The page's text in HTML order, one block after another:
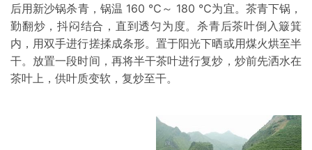
后用新沙锅杀青，锅温 160 ℃～ 180 ℃为宜。茶青下锅，
勤翻炒，抖闷结合，直到透匀为度。杀青后茶叶倒入簸箕
内，用双手进行搓揉成条形。置于阳光下晒或用煤火烘至半
干。放置一段时间，再将半干茶叶进行复炒，炒前先洒水在
茶叶上，供叶质变软，复炒至干。